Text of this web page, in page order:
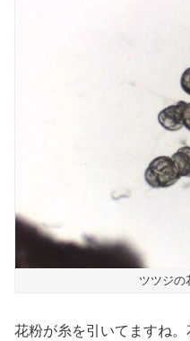
ツツジの
花粉が糸を引いてますね